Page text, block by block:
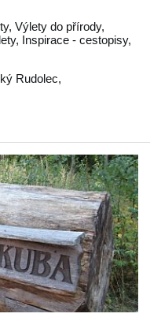
Výlety do přírody,
Inspirace - cestopisy,
Rudolec,